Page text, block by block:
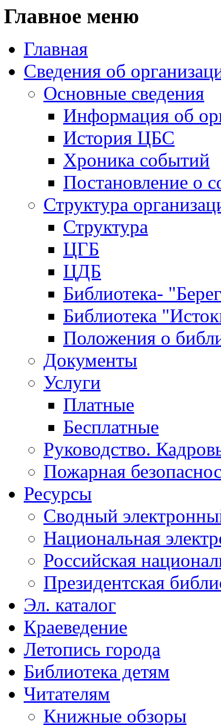
Главное меню
Главная
Сведения об
Основные сведения
Информация об
История ЦБС
Хроника событий
Постановление о
Структура
Структура
ЦГБ
ЦДБ
Библиотека-
Библиотека
Положения о
Документы
Услуги
Платные
Бесплатные
Руководство.
Пожарная
Ресурсы
Сводный
Национальная
Российская
Президентская
Эл. каталог
Краеведение
Летопись города
Библиотека детям
Читателям
Книжные обзоры